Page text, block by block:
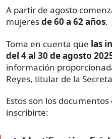
A partir de agosto
mujeresde 60 a 62 años.
Toma en cuenta que las
del 4 al 30 de agosto
información
Reyes, titular de la
Estos son los
inscribirte: